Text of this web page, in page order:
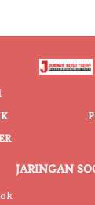
JARINGAN